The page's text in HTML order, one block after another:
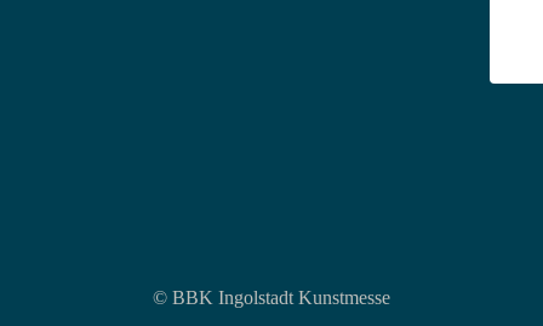
© BBK Ingolstadt Kunstmesse